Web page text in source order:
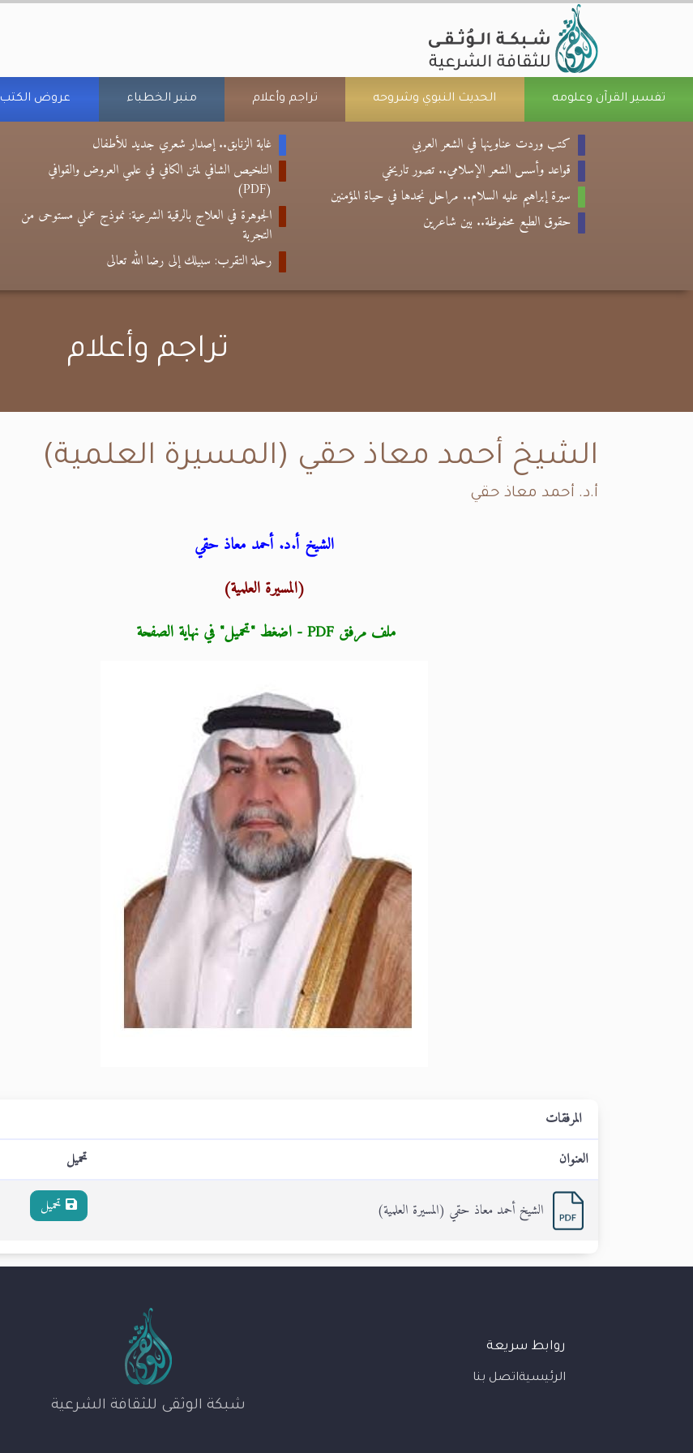
تفسير القرآن وعلومه الحديث النبوي وشروحه تراجم وأعلام منبر الخطباء عروض الكتب
كتب وردت عناوينها في الشعر العربي
قواعد وأسس الشعر الإسلامي.. تصور تاريخي
سيرة إبراهيم عليه السلام.. مراحل نجدها في حياة المؤمنين
حقوق الطبع محفوظة.. بين شاعرين
غابة الزنابق.. إصدار شعري جديد للأطفال
التلخيص الشافي لمتن الكافي في علمي العروض والقوافي
(PDF)
الجوهرة في العلاج بالرقية الشرعية: نموذج عملي مستوحى من
التجربة
رحلة التقرب: سبيلك إلى رضا الله تعالى
تراجم وأعلام
الشيخ أحمد معاذ حقي (المسيرة العلمية)
أ.د. أحمد معاذ حقي
الشيخ أ.د. أحمد معاذ حقي
(المسيرة العلمية)
ملف مرفق PDF - اضغط "تحميل" في نهاية الصفحة
المرفقات
العنوان
تحميل
الشيخ أحمد معاذ حقي (المسيرة العلمية) تحميل
روابط سريعة
الرئيسيةاتصل بنا
شبكة الوثقى للثقافة الشرعية